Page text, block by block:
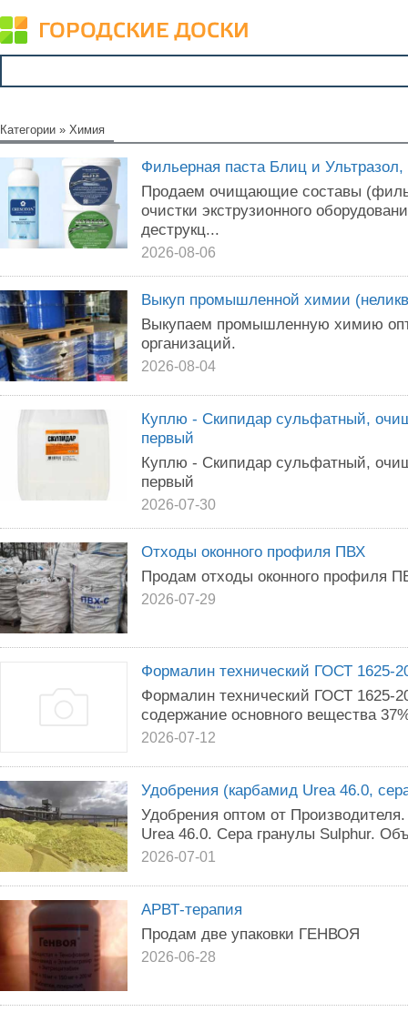
Категории » Химия
Фильерная паста Блиц и Ультразол,
Продаем очищающие составы
очистки экструзионного
деструкц...
2026-08-06
Выкуп промышленной химии
Выкупаем промышленную химию
организаций.
2026-08-04
Куплю - Скипидар сульфатный,
первый
Куплю - Скипидар сульфатный,
первый
2026-07-30
Отходы оконного профиля ПВХ
Продам отходы оконного профиля
2026-07-29
Формалин технический ГОСТ 1625-
Формалин технический ГОСТ 1625-
содержание основного вещества
2026-07-12
Удобрения (карбамид Urea 46.0,
Удобрения оптом от
Urea 46.0. Сера гранулы Sulphur.
2026-07-01
АРВТ-терапия
Продам две упаковки ГЕНВОЯ
2026-06-28